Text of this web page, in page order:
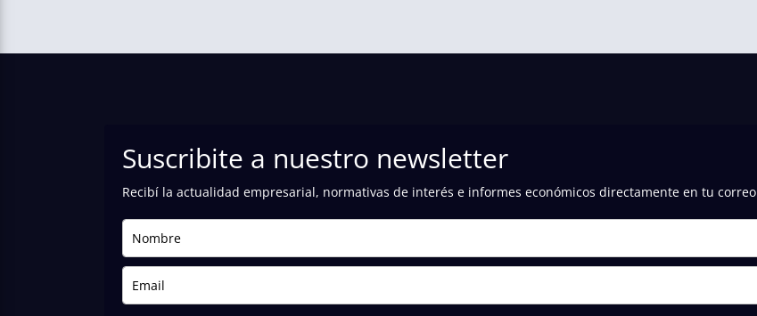
Suscribite a nuestro newsletter
Recibí la actualidad empresarial, normativas de interés e informes económicos directamente en tu correo